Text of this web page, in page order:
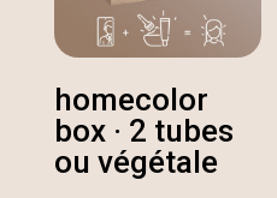
homecolor
box · 2 tubes
ou végétale